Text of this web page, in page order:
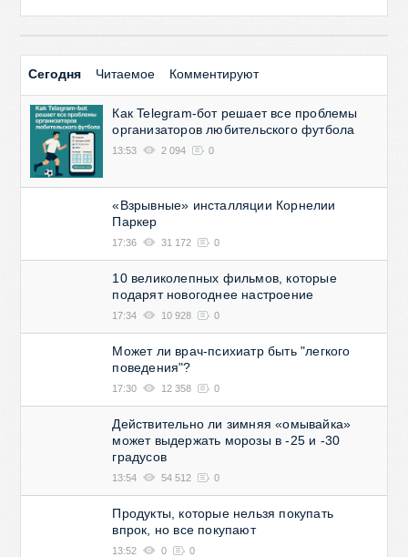
Сегодня Читаемое Комментируют
Как Telegram-бот решает все проблемы
организаторов любительского футбола
13:53 2 094 0
«Взрывные» инсталляции Корнелии
Паркер
17:36 31 172 0
10 великолепных фильмов, которые
подарят новогоднее настроение
17:34 10 928 0
Может ли врач-психиатр быть "легкого
поведения"?
17:30 12 358 0
Действительно ли зимняя «омывайка»
может выдержать морозы в -25 и -30
градусов
13:54 54 512 0
Продукты, которые нельзя покупать
впрок, но все покупают
13:52 0 0